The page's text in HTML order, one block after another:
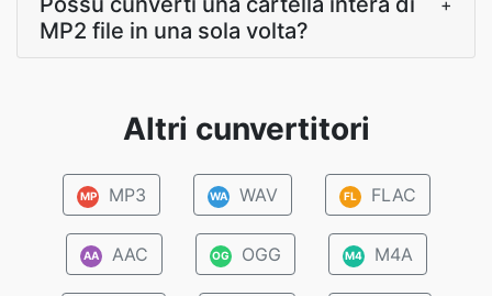
MP2 file in una sola volta?
+
Altri cunvertitori
MP MP3 WA WAV FL FLAC
AA AAC OG OGG M4 M4A